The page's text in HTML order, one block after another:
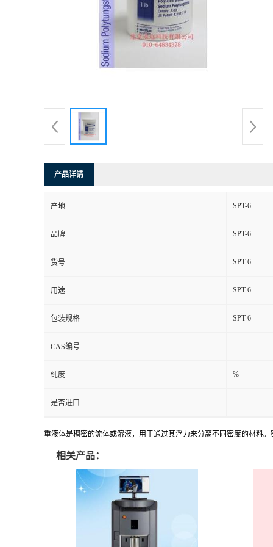
产品详请
产地 SPT-6
品牌 SPT-6
货号 SPT-6
用途 SPT-6
包装规格 SPT-6
CAS编号
纯度 %
是否进口
重液体是稠密的流体或溶液，用于通过其浮力来分离不同密度的材料。
相关产品：